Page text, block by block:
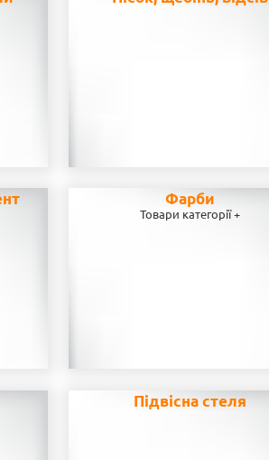
Фарби
Товари категорії +
Підвісна стеля